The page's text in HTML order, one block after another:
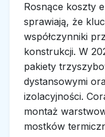
Rosnące koszty
sprawiają, że
współczynniki
konstrukcji. W
pakiety
dystansowymi
izolacyjności.
montaż
mostków